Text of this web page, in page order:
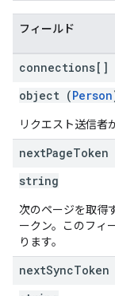
フィールド
connections[]
object (Person
リクエスト送信者
nextPageToken
string
次のページを取得
ークン。このフィ
ります。
nextSyncToken